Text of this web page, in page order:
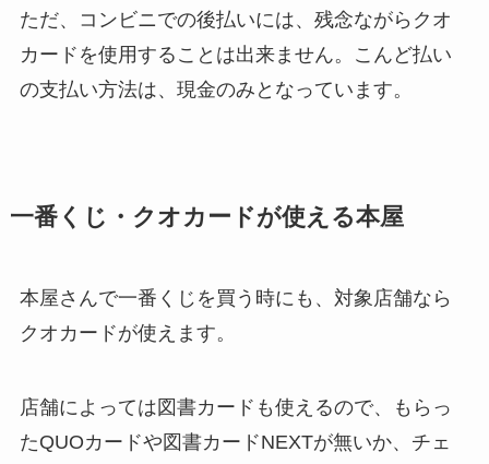
ただ、
コンビニでの後払いには、残念ながらクオ
カードを使用することは出来ません。こんど払い
の支払い方法は、現金のみとなっています。
一番くじ・クオカードが使える本屋
本屋さんで一番くじを買う時にも、 対象店舗なら
クオカードが使えます。
店舗によっては図書カードも使えるので、もらっ
たQUOカードや図書カードNEXTが無いか、チェ